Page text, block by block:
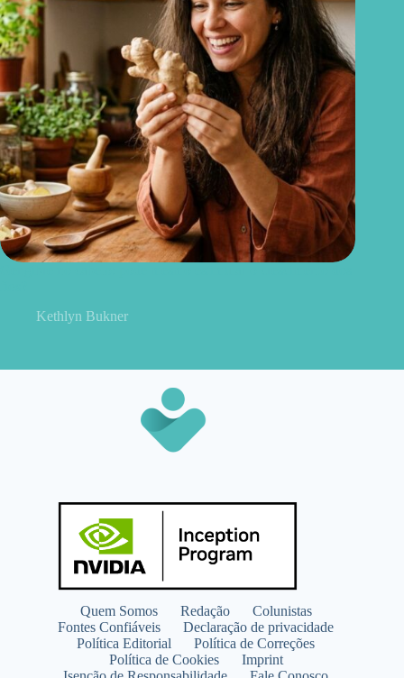
Kethlyn Bukner
Quem Somos Redação
Colunistas
Fontes Confiáveis
Declaração de privacidade
Política Editorial
Política de Correções
Política de Cookies
Imprint